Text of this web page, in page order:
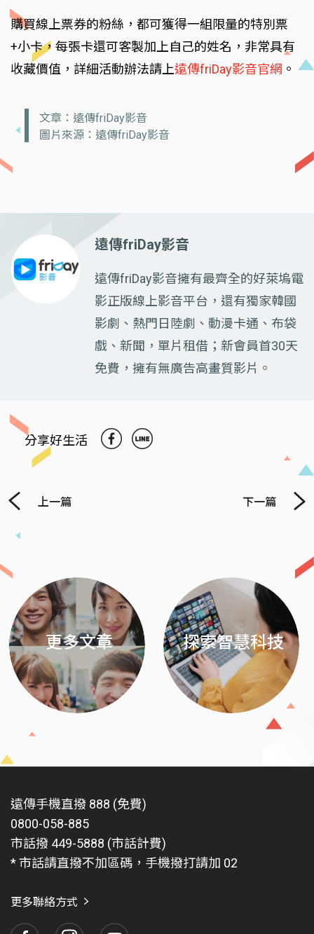
購買線上票券的粉絲，都可獲得一組限量的特別票
+小卡，每張卡還可客製加上自己的姓名，非常具有
收藏價值，詳細活動辦法請上遠傳friDay影音官網 。
文章：遠傳friDay影音
圖片來源：遠傳friDay影音
遠傳friDay影音
遠傳friDay影音擁有最齊全的好萊塢電
影正版線上影音平台，還有獨家韓國
影劇、熱門日陸劇、動漫卡通、布袋
戲、新聞，單片租借；新會員首30天
免費，擁有無廣告高畫質影片。
分享好生活
上一篇 下一篇
更多文章 探索智慧科技
遠傳手機直撥 888 (免費)
0800-058-885
市話撥 449-5888 (市話計費)
* 市話請直撥不加區碼，手機撥打請加 02
更多聯絡方式